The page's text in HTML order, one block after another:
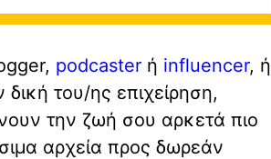
podcaster ή influencer, ή
του/ης επιχείρηση,
την ζωή σου αρκετά πιο
αρχεία προς δωρεάν